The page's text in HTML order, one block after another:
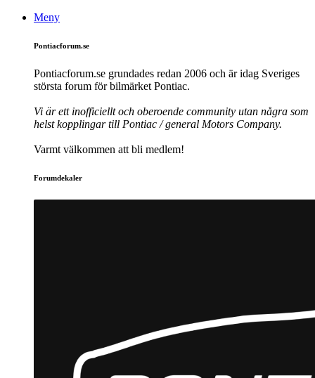
Meny
Pontiacforum.se
Pontiacforum.se grundades redan 2006 och är idag Sveriges
största forum för bilmärket Pontiac.
Vi är ett inofficiellt och oberoende community utan några som
helst kopplingar till Pontiac / general Motors Company.
Varmt välkommen att bli medlem!
Forumdekaler